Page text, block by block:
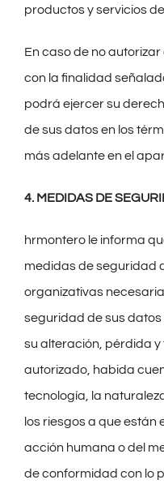
productos y servicios
En caso de no
con la finalidad
podrá ejercer su
de sus datos en los
más adelante en el
4. MEDIDAS DE
hrmontero le informa
medidas de seguridad
organizativas
seguridad de sus
su alteración, pérdida
autorizado, habida
tecnología, la
los riesgos a que están
acción humana o del
de conformidad con lo